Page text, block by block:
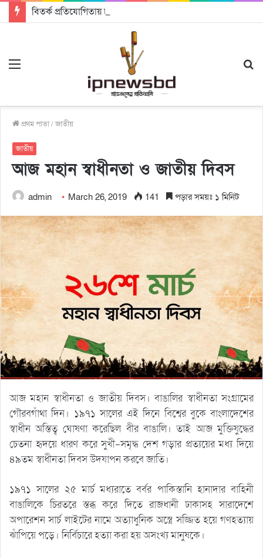
প্রথম পাতা/জাতীয়
জাতীয়
আজ মহান স্বাধীনতা ও জাতীয় দিবস
admin March 26, 2019 141 পড়ার সময়ঃ ১ মিনিট
আজ মহান স্বাধীনতা ও জাতীয় দিবস। বাঙালির স্বাধীনতা সংগ্রামের
গৌরবগাঁথা দিন। ১৯৭১ সালের এই দিনে বিশ্বের বুকে বাংলাদেশের
স্বাধীন অস্তিত্ব ঘোষণা করেছিল বীর বাঙালি। তাই আজ মুক্তিযুদ্ধের
চেতনা হৃদয়ে ধারণ করে সুখী-সমৃদ্ধ দেশ গড়ার প্রত্যয়ের মধ্য দিয়ে
৪৯তম স্বাধীনতা দিবস উদযাপন করবে জাতি।
১৯৭১ সালের ২৫ মার্চ মধ্যরাতে বর্বর পাকিস্তানি হানাদার বাহিনী
বাঙালিকে চিরতরে স্তব্ধ করে দিতে রাজধানী ঢাকাসহ সারাদেশে
অপারেশন সার্চ লাইটের নামে অত্যাধুনিক অস্ত্রে সজ্জিত হয়ে গণহত্যায়
ঝাঁপিয়ে পড়ে। নির্বিচারে হত্যা করা হয় অসংখ্য মানুষকে।